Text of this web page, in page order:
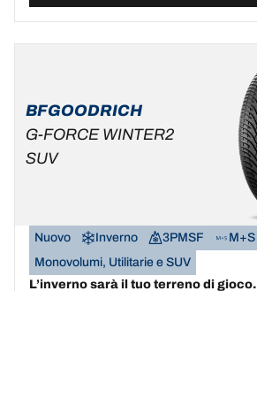
BFGOODRICH
G-FORCE WINTER2
SUV
Nuovo Inverno 3PMSF
M+S
Monovolumi, Utilitarie e SUV
L’inverno sarà il tuo terreno di gioco.